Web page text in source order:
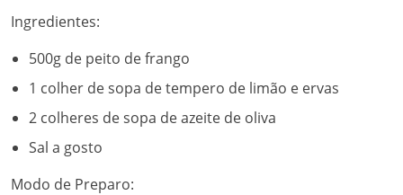
Ingredientes:
500g de peito de frango
1 colher de sopa de tempero de limão e ervas
2 colheres de sopa de azeite de oliva
Sal a gosto
Modo de Preparo: